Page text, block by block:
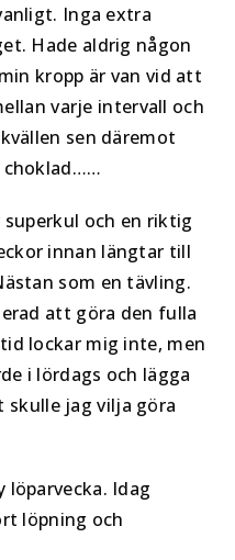
Inga extra
Hade aldrig någon
kropp är van vid att
varje intervall och
sen däremot
choklad……
och en riktig
innan längtar till
som en tävling.
att göra den fulla
lockar mig inte, men
i lördags och lägga
jag vilja göra
löparvecka. Idag
löpning och